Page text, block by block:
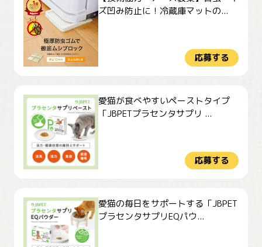
ズ凹み防止に！冷蔵庫マットの...
応募する
愛猫が食べやすいペーストタイプ
「JBPETプラセンタサプリ ...
応募する
愛猫の毎日をサポートする「JBPET
プラセンタサプリEQパウ...